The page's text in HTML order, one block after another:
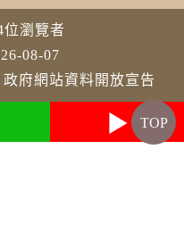
位瀏覽者
08-07
政府網站資料開放宣告
TOP